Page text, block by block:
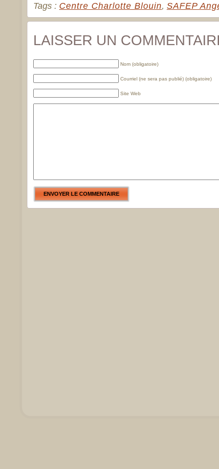
Tags : Centre Charlotte Blouin, SAFEP
LAISSER UN
Nom (obligatoire)
Courriel (ne sera pas publié) (obligatoire)
Site Web
ENVOYER LE COMMENTAIRE